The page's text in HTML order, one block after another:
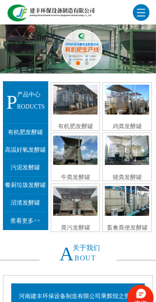
产品中心
PRODUCTS
有机肥发酵罐
高温好氧发酵罐
污泥发酵罐
餐厨垃圾发酵罐
沼渣发酵罐
查看更多>>
有机肥发酵罐 鸡粪发酵罐
牛粪发酵罐 猪粪发酵罐
粪污发酵罐 畜禽粪便发酵罐
关于我们
ABOUT
河南建丰环保设备制造有限公司乘辉煌之势，